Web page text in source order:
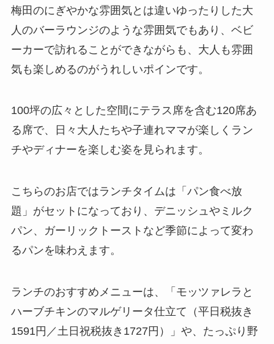
梅田のにぎやかな雰囲気とは違いゆったりした大
人のバーラウンジのような雰囲気でもあり、ベビ
ーカーで訪れることができながらも、大人も雰囲
気も楽しめるのがうれしいポインです。
100坪の広々とした空間にテラス席を含む120席あ
る席で、日々大人たちや子連れママが楽しくラン
チやディナーを楽しむ姿を見られます。
こちらのお店ではランチタイムは「パン食べ放
題」がセットになっており、デニッシュやミルク
パン、ガーリックトーストなど季節によって変わ
るパンを味わえます。
ランチのおすすめメニューは、「モッツァレラと
ハーブチキンのマルゲリータ仕立て（平日税抜き
1591円／土日祝税抜き1727円）」や、たっぷり野